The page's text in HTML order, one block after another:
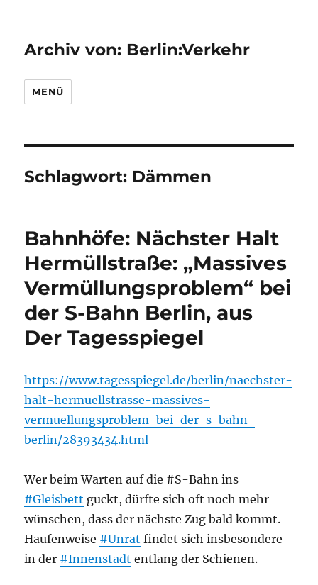
Archiv von: Berlin:Verkehr
MENÜ
Schlagwort: Dämmen
Bahnhöfe: Nächster Halt
Hermüllstraße: „Massives
Vermüllungsproblem“ bei
der S-Bahn Berlin, aus
Der Tagesspiegel
https://www.tagesspiegel.de/berlin/naechster-
halt-hermuellstrasse-massives-
vermuellungsproblem-bei-der-s-bahn-
berlin/28393434.html
Wer beim Warten auf die #S-Bahn ins
#Gleisbett guckt, dürfte sich oft noch mehr
wünschen, dass der nächste Zug bald kommt.
Haufenweise #Unrat findet sich insbesondere
in der #Innenstadt entlang der Schienen.